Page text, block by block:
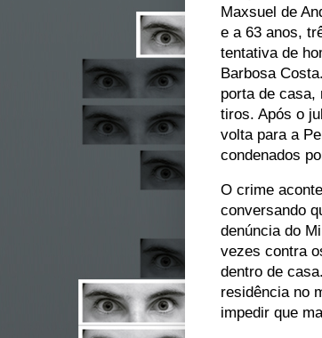
Maxsuel de
e a 63 anos,
tentativa de
Barbosa
porta de casa,
tiros. Após o
volta para a
condenados
O crime
conversando
denúncia do
vezes contra
dentro de
residência no
impedir que